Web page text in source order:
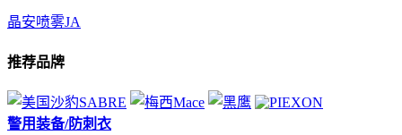
晶安喷雾JA
推荐品牌
警用装备/防刺衣